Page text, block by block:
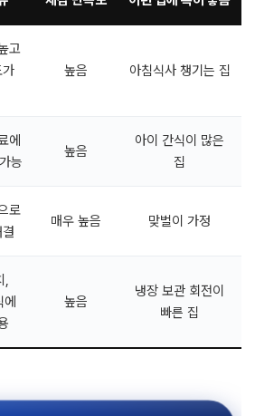
고
가
높음 아침식사 챙기는 집
에
능
높음
아이 간식이 많은
집
로
매우 높음 맞벌이 가정
,
높음
냉장 보관 회전이
빠른 집